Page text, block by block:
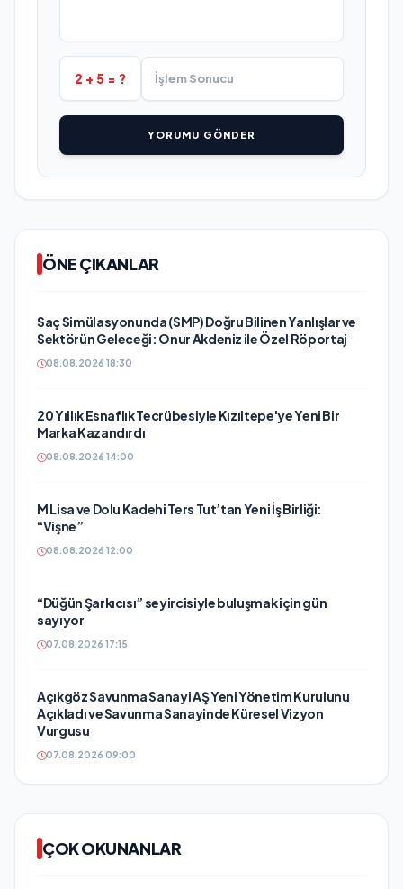
2 + 5 = ?
YORUMU GÖNDER
ÖNE ÇIKANLAR
Saç Simülasyonunda (SMP) Doğru Bilinen Yanlışlar ve
Sektörün Geleceği: Onur Akdeniz ile Özel Röportaj
08.08.2026 18:30
20 Yıllık Esnaflık Tecrübesiyle Kızıltepe'ye Yeni Bir
Marka Kazandırdı
08.08.2026 14:00
M Lisa ve Dolu Kadehi Ters Tut’tan Yeni İş Birliği:
“Vişne”
08.08.2026 12:00
“Düğün Şarkıcısı” seyircisiyle buluşmak için gün
sayıyor
07.08.2026 17:15
Açıkgöz Savunma Sanayi AŞ Yeni Yönetim Kurulunu
Açıkladı ve Savunma Sanayinde Küresel Vizyon
Vurgusu
07.08.2026 09:00
ÇOK OKUNANLAR